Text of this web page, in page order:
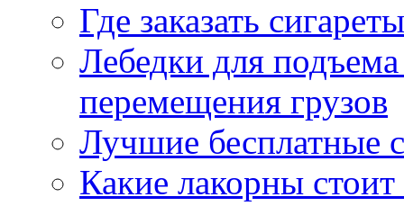
Где заказать
Лебедки для
перемещения грузов
Лучшие бесплатные
Какие лакорны стоит